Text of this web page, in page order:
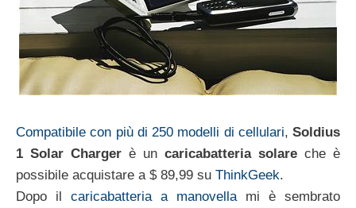
Compatibile con più di 250 modelli di cellulari, Soldius
1 Solar Charger è un caricabatteria solare che è
possibile acquistare a $ 89,99 su ThinkGeek.
Dopo il caricabatteria a manovellami è sembrato